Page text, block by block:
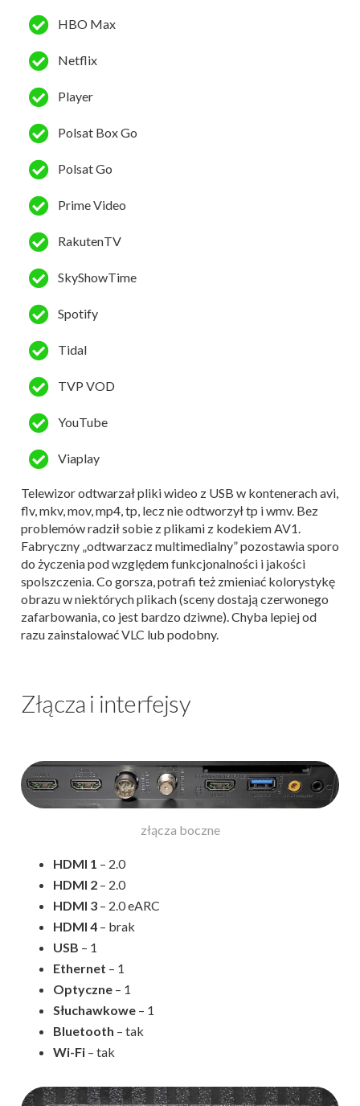
HBO Max
Netflix
Player
Polsat Box Go
Polsat Go
Prime Video
RakutenTV
SkyShowTime
Spotify
Tidal
TVP VOD
YouTube
Viaplay
Telewizor odtwarzał pliki wideo z USB w kontenerach avi,
flv, mkv, mov, mp4, tp, lecz nie odtworzył tp i wmv. Bez
problemów radził sobie z plikami z kodekiem AV1.
Fabryczny „odtwarzacz multimedialny” pozostawia sporo
do życzenia pod względem funkcjonalności i jakości
spolszczenia. Co gorsza, potrafi też zmieniać kolorystykę
obrazu w niektórych plikach (sceny dostają czerwonego
zafarbowania, co jest bardzo dziwne). Chyba lepiej od
razu zainstalować VLC lub podobny.
Złącza i interfejsy
złącza boczne
HDMI 1 – 2.0
HDMI 2 – 2.0
HDMI 3 – 2.0 eARC
HDMI 4 – brak
USB – 1
Ethernet – 1
Optyczne – 1
Słuchawkowe – 1
Bluetooth – tak
Wi-Fi – tak